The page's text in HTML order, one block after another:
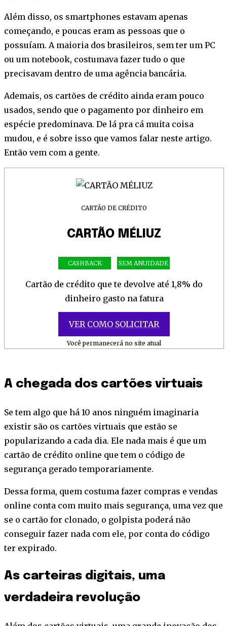
Além disso, os smartphones estavam apenas
começando, e poucas eram as pessoas que o
possuíam. A maioria dos brasileiros, sem ter um PC
ou um notebook, costumava fazer tudo o que
precisavam dentro de uma agência bancária.
Ademais, os cartões de crédito ainda eram pouco
usados, sendo que o pagamento por dinheiro em
espécie predominava. De lá pra cá muita coisa
mudou, e é sobre isso que vamos falar neste artigo.
Então vem com a gente.
CARTÃO DE CRÉDITO
CARTÃO MÉLIUZ
CASHBACK SEM ANUIDADE
Cartão de crédito que te devolve até 1,8% do
dinheiro gasto na fatura
VER COMO SOLICITAR
Você permanecerá no site atual
A chegada dos cartões virtuais
Se tem algo que há 10 anos ninguém imaginaria
existir são os cartões virtuais que estão se
popularizando a cada dia. Ele nada mais é que um
cartão de crédito online que tem o código de
segurança gerado temporariamente.
Dessa forma, quem costuma fazer compras e vendas
online conta com muito mais segurança, uma vez que
se o cartão for clonado, o golpista poderá não
conseguir fazer nada com ele, por conta do código
ter expirado.
As carteiras digitais, uma
verdadeira revolução